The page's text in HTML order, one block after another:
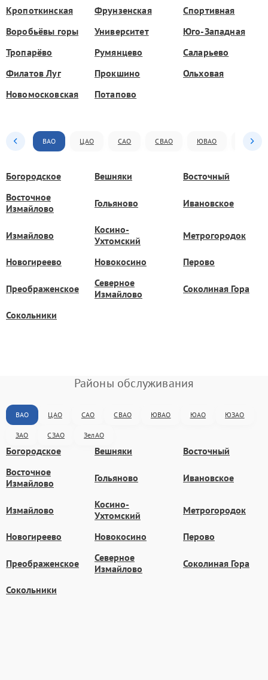
Кропоткинская Фрунзенская
Спортивная
Воробьёвы горы
Университет
Юго-Западная
Тропарёво
Румянцево
Саларьево
Филатов Луг
Прокшино
Ольховая
Новомосковская
Потапово
ВАО ЦАО САО СВАО ЮВАО ЮАО
Богородское Вешняки
Восточный
Восточное
Измайлово
Гольяново Ивановское
Измайлово
Косино-
Ухтомский
Метрогородок
Новогиреево Новокосино Перово
Преображенское
Северное
Измайлово
Соколиная Гора
Сокольники
Районы обслуживания
ВАО ЦАО САО СВАО ЮВАО ЮАО ЮЗАО
ЗАО СЗАО ЗелАО
Богородское Вешняки
Восточный
Восточное
Измайлово
Гольяново Ивановское
Измайлово
Косино-
Ухтомский
Метрогородок
Новогиреево Новокосино Перово
Преображенское
Северное
Измайлово
Соколиная Гора
Сокольники